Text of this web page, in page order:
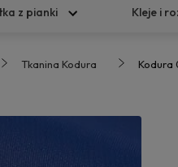
z pianki Kleje i
Tkanina Kodura Kodura